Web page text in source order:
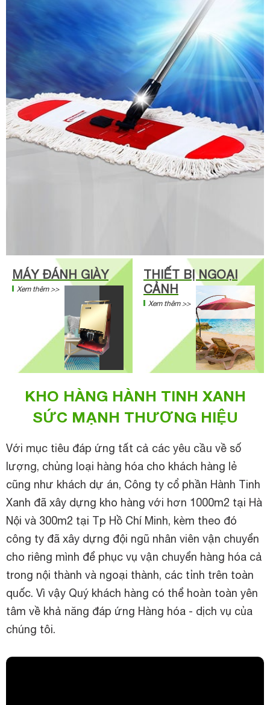
MÁY ĐÁNH GIÀY
Xem thêm >>
THIẾT BỊ NGOẠI
CẢNH
Xem thêm >>
KHO HÀNG HÀNH TINH XANH
SỨC MẠNH THƯƠNG HIỆU
Với mục tiêu đáp ứng tất cả các yêu cầu về số
lượng, chủng loại hàng hóa cho khách hàng lẻ
cũng như khách dự án, Công ty cổ phần Hành Tinh
Xanh đã xây dựng kho hàng với hơn 1000m2 tại Hà
Nội và 300m2 tại Tp Hồ Chí Minh, kèm theo đó
công ty đã xây dựng đội ngũ nhân viên vận chuyển
cho riêng mình để phục vụ vận chuyển hàng hóa cả
trong nội thành và ngoại thành, các tỉnh trên toàn
quốc. Vì vậy Quý khách hàng có thể hoàn toàn yên
tâm về khả năng đáp ứng Hàng hóa - dịch vụ của
chúng tôi.